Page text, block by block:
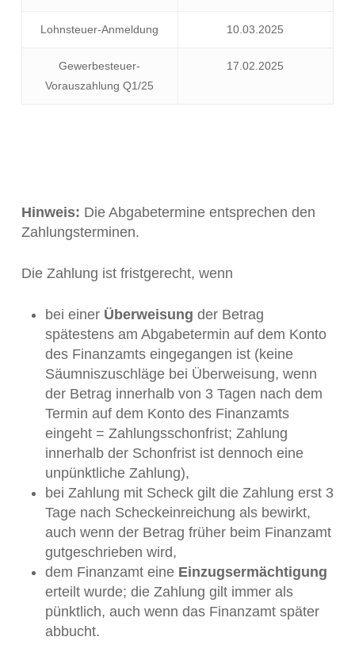
Lohnsteuer-Anmeldung 10.03.2025
Gewerbesteuer-
Vorauszahlung Q1/25
17.02.2025
Hinweis: Die Abgabetermine entsprechen den
Zahlungsterminen.
Die Zahlung ist fristgerecht, wenn
bei einer Überweisung der Betrag
spätestens am Abgabetermin auf dem Konto
des Finanzamts eingegangen ist (keine
Säumniszuschläge bei Überweisung, wenn
der Betrag innerhalb von 3 Tagen nach dem
Termin auf dem Konto des Finanzamts
eingeht = Zahlungsschonfrist; Zahlung
innerhalb der Schonfrist ist dennoch eine
unpünktliche Zahlung),
bei Zahlung mit Scheck gilt die Zahlung erst 3
Tage nach Scheckeinreichung als bewirkt,
auch wenn der Betrag früher beim Finanzamt
gutgeschrieben wird,
dem Finanzamt eine Einzugsermächtigung
erteilt wurde; die Zahlung gilt immer als
pünktlich, auch wenn das Finanzamt später
abbucht.